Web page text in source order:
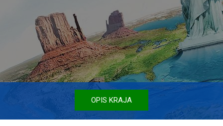
OPIS KRAJA